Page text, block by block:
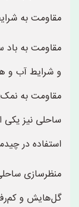
مقاومت به
مقاومت به باد
و شرایط آب و
مقاومت به
ساحلی نیز
استفاده در
منظرسازی
گل‌هایش و